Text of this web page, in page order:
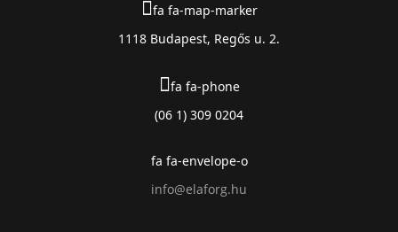
fa fa-map-marker
1118 Budapest, Regős u. 2.
fa fa-phone
(06 1) 309 0204
fa fa-envelope-o
info@elaforg.hu